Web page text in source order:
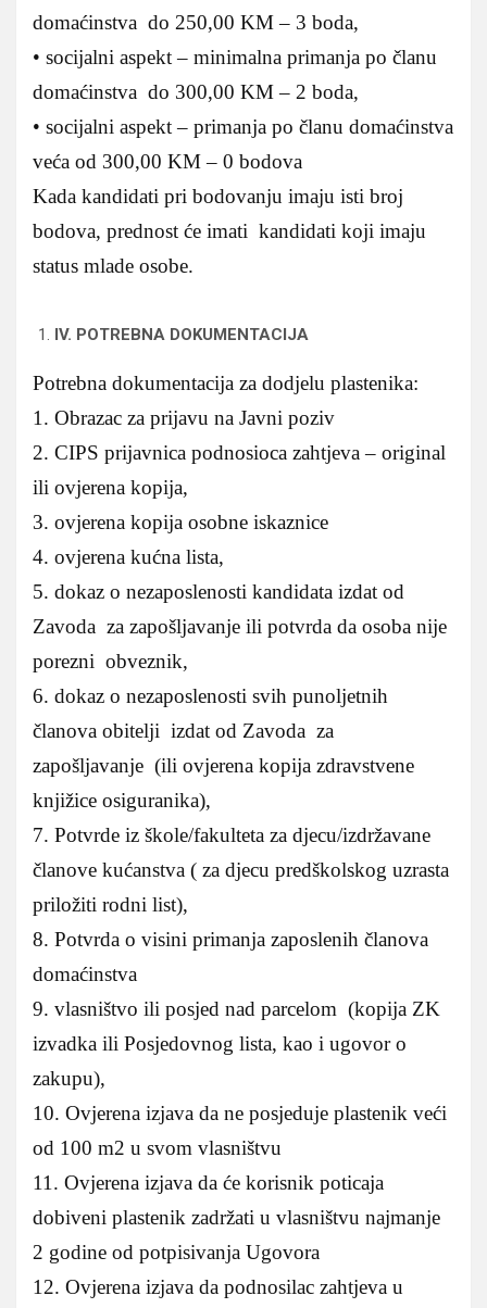
domaćinstva do 250,00 KM – 3 boda,
• socijalni aspekt – minimalna primanja po članu
domaćinstva do 300,00 KM – 2 boda,
• socijalni aspekt – primanja po članu domaćinstva
veća od 300,00 KM – 0 bodova
Kada kandidati pri bodovanju imaju isti broj
bodova, prednost će imati kandidati koji imaju
status mlade osobe.
IV. POTREBNA DOKUMENTACIJA
Potrebna dokumentacija za dodjelu plastenika:
1. Obrazac za prijavu na Javni poziv
2. CIPS prijavnica podnosioca zahtjeva – original
ili ovjerena kopija,
3. ovjerena kopija osobne iskaznice
4. ovjerena kućna lista,
5. dokaz o nezaposlenosti kandidata izdat od
Zavoda za zapošljavanje ili potvrda da osoba nije
porezni obveznik,
6. dokaz o nezaposlenosti svih punoljetnih
članova obitelji izdat od Zavoda za
zapošljavanje (ili ovjerena kopija zdravstvene
knjižice osiguranika),
7. Potvrde iz škole/fakulteta za djecu/izdržavane
članove kućanstva ( za djecu predškolskog uzrasta
priložiti rodni list),
8. Potvrda o visini primanja zaposlenih članova
domaćinstva
9. vlasništvo ili posjed nad parcelom (kopija ZK
izvadka ili Posjedovnog lista, kao i ugovor o
zakupu),
10. Ovjerena izjava da ne posjeduje plastenik veći
od 100 m2 u svom vlasništvu
11. Ovjerena izjava da će korisnik poticaja
dobiveni plastenik zadržati u vlasništvu najmanje
2 godine od potpisivanja Ugovora
12. Ovjerena izjava da podnosilac zahtjeva u